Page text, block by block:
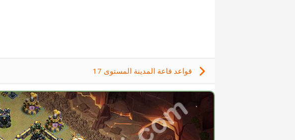
قواعد قاعة المدينة المستوى 17